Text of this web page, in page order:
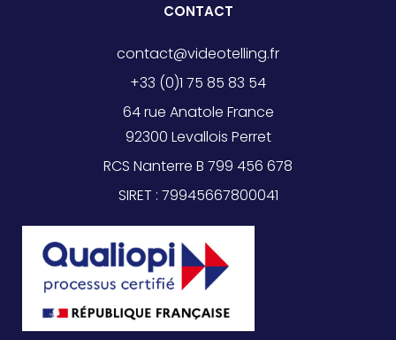
CONTACT
contact@videotelling.fr
+33 (0)1 75 85 83 54
64 rue Anatole France
92300 Levallois Perret
RCS Nanterre B 799 456 678
SIRET : 79945667800041